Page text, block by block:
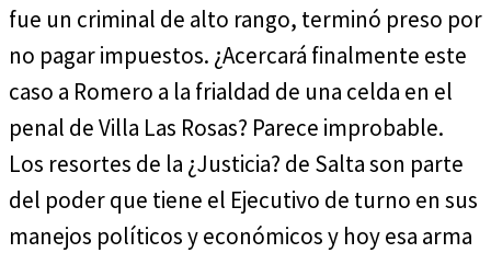
fue un criminal de alto rango, terminó preso por
no pagar impuestos. ¿Acercará finalmente este
caso a Romero a la frialdad de una celda en el
penal de Villa Las Rosas? Parece improbable.
Los resortes de la ¿Justicia? de Salta son parte
del poder que tiene el Ejecutivo de turno en sus
manejos políticos y económicos y hoy esa arma